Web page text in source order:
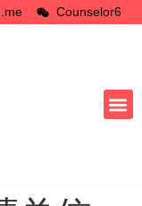
Counselor6